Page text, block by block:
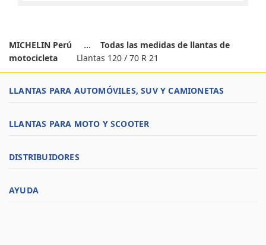
MICHELIN Perú
Todas las medidas de llantas de
motocicleta
Llantas 120 / 70 R 21
LLANTAS PARA AUTOMÓVILES, SUV Y CAMIONETAS
LLANTAS PARA MOTO Y SCOOTER
DISTRIBUIDORES
AYUDA